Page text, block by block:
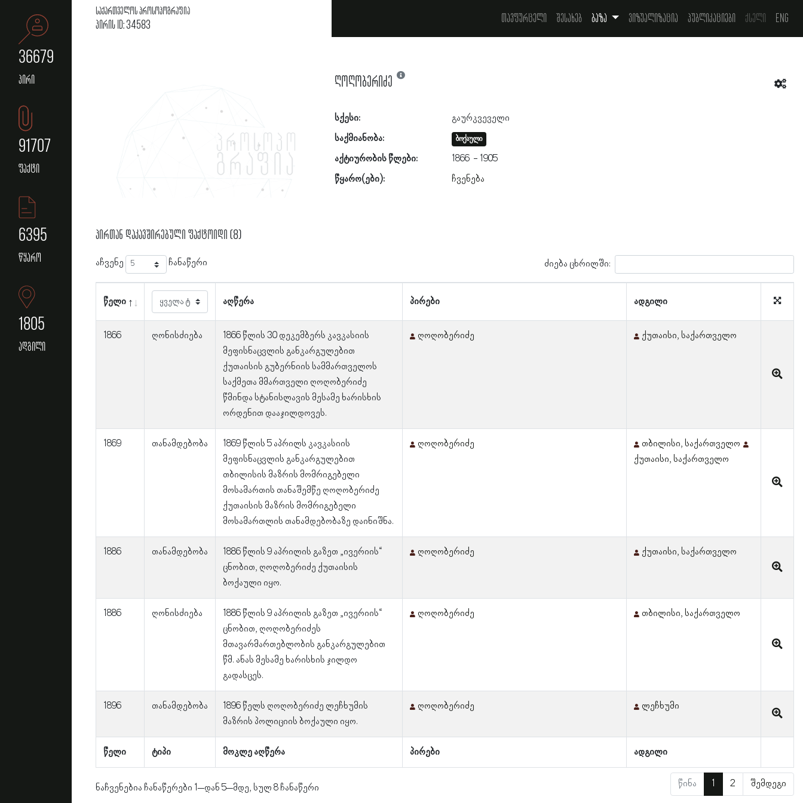
36679
პირი
91707
ფაქტი
6395
წყარო
1805
ადგილი
საქართველოს პროსოპოგრაფია
პირის ID: 34583 თავფურცელი შესახებ ბაზა ვიზუალიზაცია პუბლიკაციები ქსელი Eng
ღოღობერიძე
სქესი:
გაურკვეველი
საქმიანობა:
ბოქაული
აქტიურობის წლები: 1866
1905
წყარო(ები):
ჩვენება
პირთან დაკავშირებული ფაქტოიდი (8)
აჩვენე ჩანაწერი ძიება ცხრილში:
წელი აღწერა პირები ადგილი
წელი ტიპი მოკლე აღწერა პირები ადგილი
1866 ღონისძიება
1866 წლის 30 დეკემბერს კავკასიის
მეფისნაცვლის განკარგულებით
ქუთაისის გუბერნიის სამმართველოს
საქმეთა მმართველი ღოღობერიძე
წმინდა სტანისლავის მესამე ხარისხის
ორდენით დააჯილდოვეს.
ღოღობერიძე ქუთაისი, საქართველო
1869 თანამდებობა
1869 წლის 5 აპრილს კავკასიის
მეფისნაცვლის განკარგულებით
თბილისის მაზრის მომრიგებელი
მოსამართის თანაშემწე ღოღობერიძე
ქუთაისის მაზრის მომრიგებელი
მოსამართლის თანამდებობაზე დაინიშნა.
ღოღობერიძე
თბილისი, საქართველო
ქუთაისი, საქართველო
1886 თანამდებობა
1886 წლის 9 აპრილის გაზეთ „ივერიის“
ცნობით, ღოღობერიძე ქუთაისის
ბოქაული იყო.
ღოღობერიძე ქუთაისი, საქართველო
1886 ღონისძიება
1886 წლის 9 აპრილის გაზეთ „ივერიის“
ცნობით, ღოღობერიძეს
მთავარმართებლობის განკარგულებით
წმ. ანას მესამე ხარისხის ჯილდო
გადასცეს.
ღოღობერიძე თბილისი, საქართველო
1896 თანამდებობა
1896 წელს ღოღობერიძე ლეჩხუმის
მაზრის პოლიციის ბოქაული იყო.
ღოღობერიძე ლეჩხუმი
ნაჩვენებია ჩანაწერები 1–დან 5–მდე, სულ 8 ჩანაწერი წინა 1 2 შემდეგი